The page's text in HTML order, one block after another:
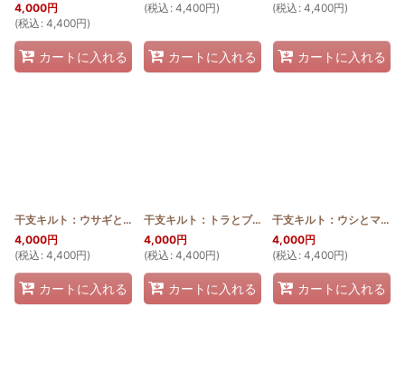
4,000円
(税込 : 4,400円)
カートに入れる
(税込 : 4,400円)
カートに入れる
(税込 : 4,400円)
カートに入れる
干支キルト：ウサギとピカケレイ ステンドグラスキルトタペストリー30_40
4,000円
(税込 : 4,400円)
カートに入れる
干支キルト：トラとブーゲンビリア ステンドグラスキルトタペストリー30_40
4,000円
(税込 : 4,400円)
カートに入れる
干支キルト：ウシとマイレ ステンドグラスキルトタペストリー30_40
4,000円
(税込 : 4,400円)
カートに入れる